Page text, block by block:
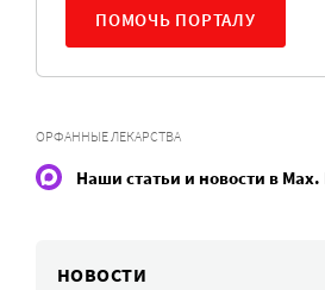
ПОМОЧЬ ПОРТАЛУ
ОРФАННЫЕ ЛЕКАРСТВА
Наши статьи и новости в
НОВОСТИ